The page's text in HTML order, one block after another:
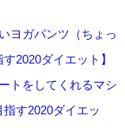
ヨガパンツ（ちょっ
2020ダイエット】
トをしてくれるマシ
す2020ダイエッ